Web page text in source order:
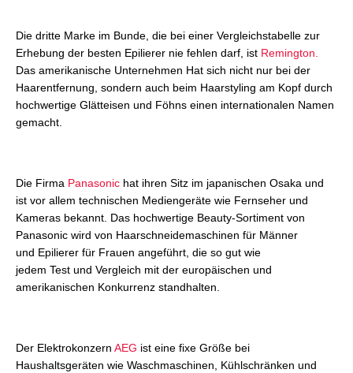
Die dritte Marke im Bunde, die bei einer Vergleichstabelle zur
Erhebung der besten Epilierer nie fehlen darf, ist Remington.
Das amerikanische Unternehmen Hat sich nicht nur bei der
Haarentfernung, sondern auch beim Haarstyling am Kopf durch
hochwertige Glätteisen und Föhns einen internationalen Namen
gemacht.
Die Firma Panasonic hat ihren Sitz im japanischen Osaka und
ist vor allem technischen Mediengeräte wie Fernseher und
Kameras bekannt. Das hochwertige Beauty-Sortiment von
Panasonic wird von Haarschneidemaschinen für Männer
und Epilierer für Frauen angeführt, die so gut wie
jedem Test und Vergleich mit der europäischen und
amerikanischen Konkurrenz standhalten.
Der Elektrokonzern AEG ist eine fixe Größe bei
Haushaltsgeräten wie Waschmaschinen, Kühlschränken und